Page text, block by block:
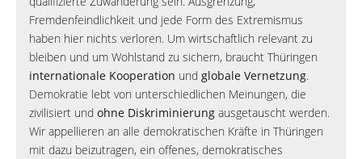
Fremdenfeindlichkeit und jede Form des Extremismus
haben hier nichts verloren. Um wirtschaftlich relevant zu
bleiben und um Wohlstand zu sichern, braucht Thüringen
internationale Kooperation und globale Vernetzung.
Demokratie lebt von unterschiedlichen Meinungen, die
zivilisiert und ohne Diskriminierung ausgetauscht werden.
Wir appellieren an alle demokratischen Kräfte in Thüringen
mit dazu beizutragen, ein offenes, demokratisches